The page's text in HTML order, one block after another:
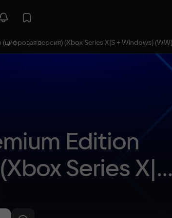
версия) (Xbox Series X|S + Windows) (WW)
Edition
Series X|S